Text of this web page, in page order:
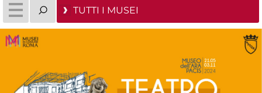
TUTTI I MUSEI